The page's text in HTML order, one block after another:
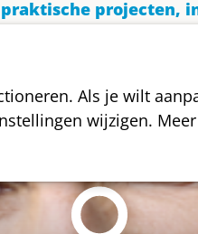
Als je wilt
wijzigen. Meer
projecten,
te worden.